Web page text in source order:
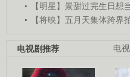
【明星】景甜过完生日想
【将映】五月天集体跨界
电
电视剧推荐